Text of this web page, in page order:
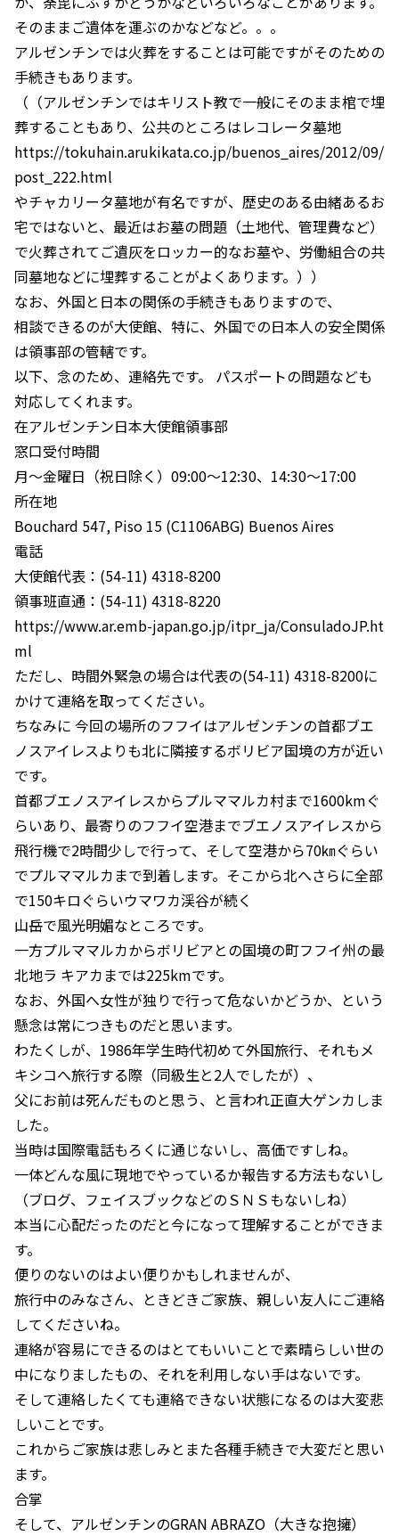
そのままご遺体を運ぶのかなどなど。。。
アルゼンチンでは火葬をすることは可能ですがそのための
手続きもあります。
（（アルゼンチンではキリスト教で一般にそのまま棺で埋
葬することもあり、公共のところはレコレータ墓地
https://tokuhain.arukikata.co.jp/buenos_aires/2012/09/
post_222.html
やチャカリータ墓地が有名ですが、歴史のある由緒あるお
宅ではないと、最近はお墓の問題（土地代、管理費など）
で火葬されてご遺灰をロッカー的なお墓や、労働組合の共
同墓地などに埋葬することがよくあります。））
なお、外国と日本の関係の手続きもありますので、
相談できるのが大使館、特に、外国での日本人の安全関係
は領事部の管轄です。
以下、念のため、連絡先です。 パスポートの問題なども
対応してくれます。
在アルゼンチン日本大使館領事部
窓口受付時間
月～金曜日（祝日除く）09:00～12:30、14:30～17:00
所在地
Bouchard 547, Piso 15 (C1106ABG) Buenos Aires
電話
大使館代表：(54-11) 4318-8200
領事班直通：(54-11) 4318-8220
https://www.ar.emb-japan.go.jp/itpr_ja/ConsuladoJP.ht
ml
ただし、時間外緊急の場合は代表の(54-11) 4318-8200に
かけて連絡を取ってください。
ちなみに 今回の場所のフフイはアルゼンチンの首都ブエ
ノスアイレスよりも北に隣接するボリビア国境の方が近い
です。
首都ブエノスアイレスからプルママルカ村まで1600kmぐ
らいあり、最寄りのフフイ空港までブエノスアイレスから
飛行機で2時間少しで行って、そして空港から70㎞ぐらい
でプルママルカまで到着します。そこから北へさらに全部
で150キロぐらいウマワカ渓谷が続く
山岳で風光明媚なところです。
一方プルママルカからボリビアとの国境の町フフイ州の最
北地ラ キアカまでは225kmです。
なお、外国へ女性が独りで行って危ないかどうか、という
懸念は常につきものだと思います。
わたくしが、1986年学生時代初めて外国旅行、それもメ
キシコへ旅行する際（同級生と2人でしたが）、
父にお前は死んだものと思う、と言われ正直大ゲンカしま
した。
当時は国際電話もろくに通じないし、高価ですしね。
一体どんな風に現地でやっているか報告する方法もないし
（ブログ、フェイスブックなどのＳＮＳもないしね）
本当に心配だったのだと今になって理解することができま
す。
便りのないのはよい便りかもしれませんが、
旅行中のみなさん、ときどきご家族、親しい友人にご連絡
してくださいね。
連絡が容易にできるのはとてもいいことで素晴らしい世の
中になりましたもの、それを利用しない手はないです。
そして連絡したくても連絡できない状態になるのは大変悲
しいことです。
これからご家族は悲しみとまた各種手続きで大変だと思い
ます。
合掌
そして、アルゼンチンのGRAN ABRAZO（大きな抱擁）